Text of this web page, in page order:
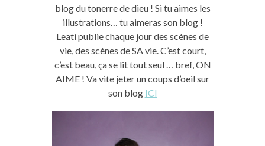
blog du tonerre de dieu ! Si tu aimes les
illustrations… tu aimeras son blog !
Leati publie chaque jour des scènes de
vie, des scènes de SA vie. C’est court,
c’est beau, ça se lit tout seul … bref, ON
AIME ! Va vite jeter un coups d’oeil sur
son blog ICI